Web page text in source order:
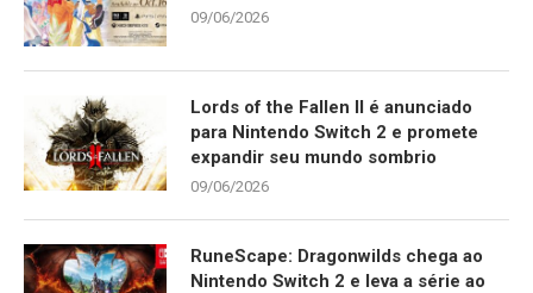
09/06/2026
Lords of the Fallen II é anunciado
para Nintendo Switch 2 e promete
expandir seu mundo sombrio
09/06/2026
RuneScape: Dragonwilds chega ao
Nintendo Switch 2 e leva a série ao